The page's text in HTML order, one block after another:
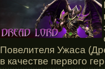
Повелителя Ужаса
в качестве первого